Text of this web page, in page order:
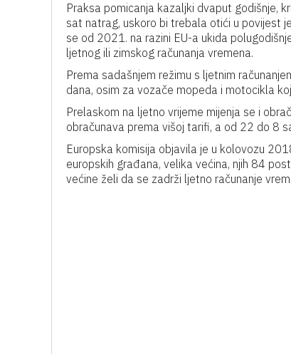
Praksa pomicanja kazaljki dvaput godišnje,
sat natrag, uskoro bi trebala otići u povijest
se od 2021. na razini EU-a ukida
ljetnog ili zimskog računanja vremena.
Prema sadašnjem režimu s ljetnim
dana, osim za vozače mopeda i motocikla
Prelaskom na ljetno vrijeme mijenja se i
obračunava prema višoj tarifi, a od 22 do 8
Europska komisija objavila je u kolovozu
europskih građana, velika većina, njih 84
većine želi da se zadrži ljetno računanje